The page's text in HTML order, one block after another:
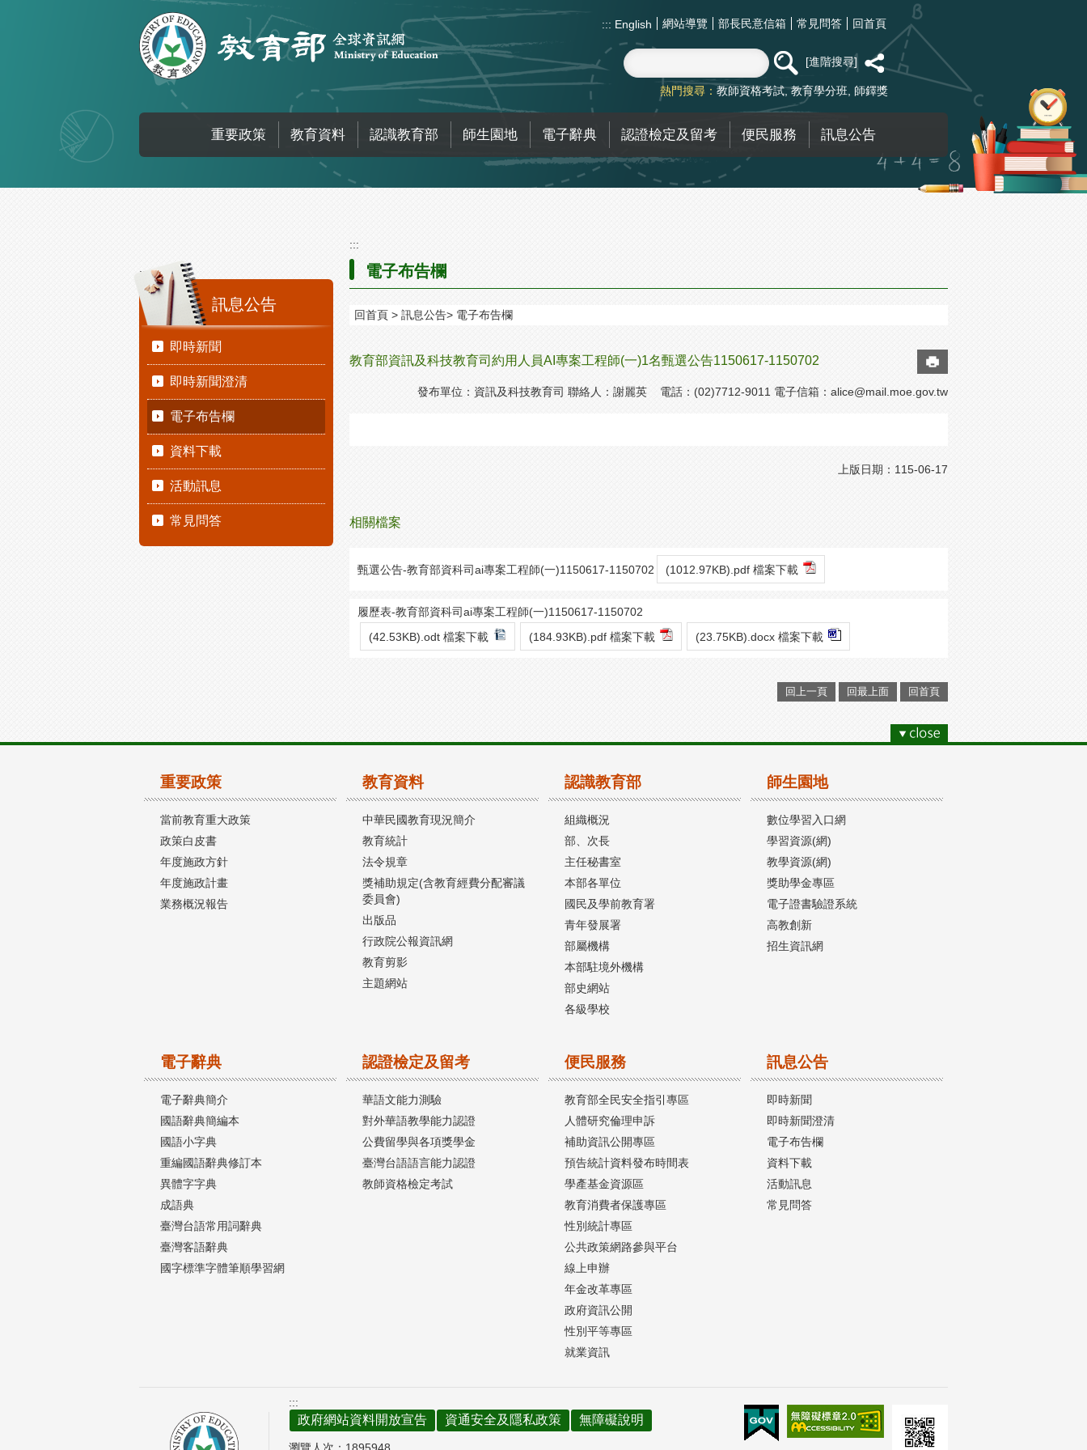
::: English 網站導覽 部長民意信箱 常見問答 回首頁
進階搜尋
熱門搜尋： 教師資格考試 教育學分班 師鐸獎
重要政策 教育資料 認識教育部 師生園地 電子辭典 認證檢定及留考 便民服務 訊息公告
:::
訊息公告
即時新聞
即時新聞澄清
電子布告欄
資料下載
活動訊息
常見問答
:::
電子布告欄
回首頁 訊息公告 電子布告欄
教育部資訊及科技教育司約用人員AI專案工程師(一)1名甄選公告1150617-1150702
發布單位：資訊及科技教育司 聯絡人：謝麗英 電話：(02)7712-9011 電子信箱： alice@mail.moe.gov.tw
上版日期：115-06-17
相關檔案
甄選公告-教育部資科司ai專案工程師(一)1150617-1150702 (1012.97KB).pdf 檔案下載
履歷表-教育部資科司ai專案工程師(一)1150617-1150702
(42.53KB).odt 檔案下載
(184.93KB).pdf 檔案下載 (23.75KB).docx 檔案下載
回上一頁 回最上面 回首頁
重要政策
當前教育重大政策
政策白皮書
年度施政方針
年度施政計畫
業務概況報告
教育資料
中華民國教育現況簡介
教育統計
法令規章
獎補助規定(含教育經費分配審議
委員會)
出版品
行政院公報資訊網
教育剪影
主題網站
認識教育部
組織概況
部、次長
主任秘書室
本部各單位
國民及學前教育署
青年發展署
部屬機構
本部駐境外機構
部史網站
各級學校
師生園地
數位學習入口網
學習資源(網)
教學資源(網)
獎助學金專區
電子證書驗證系統
高教創新
招生資訊網
電子辭典
電子辭典簡介
國語辭典簡編本
國語小字典
重編國語辭典修訂本
異體字字典
成語典
臺灣台語常用詞辭典
臺灣客語辭典
國字標準字體筆順學習網
認證檢定及留考
華語文能力測驗
對外華語教學能力認證
公費留學與各項獎學金
臺灣台語語言能力認證
教師資格檢定考試
便民服務
教育部全民安全指引專區
人體研究倫理申訴
補助資訊公開專區
預告統計資料發布時間表
學產基金資源區
教育消費者保護專區
性別統計專區
公共政策網路參與平台
線上申辦
年金改革專區
政府資訊公開
性別平等專區
就業資訊
訊息公告
即時新聞
即時新聞澄清
電子布告欄
資料下載
活動訊息
常見問答
:::
政府網站資料開放宣告 資通安全及隱私政策 無障礙說明